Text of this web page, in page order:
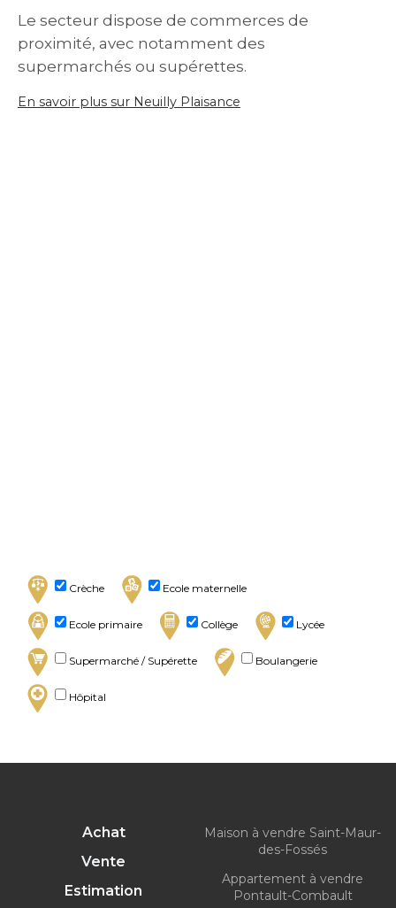
Le secteur dispose de commerces de
proximité, avec notamment des
supermarchés ou supérettes.
En savoir plus sur Neuilly Plaisance
Crèche Ecole maternelle
Ecole primaire Collège Lycée
Supermarché / Supérette Boulangerie
Hôpital
Achat
Vente
Estimation
Maison à vendre Saint-Maur-
des-Fossés
Appartement à vendre
Pontault-Combault